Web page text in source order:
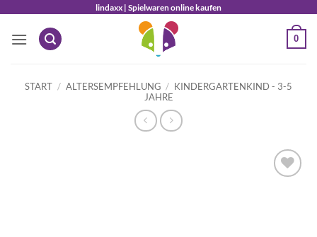
springen
lindaxx | Spielwaren online kaufen
0
START / ALTERSEMPFEHLUNG / KINDERGARTENKIND - 3-5
JAHRE